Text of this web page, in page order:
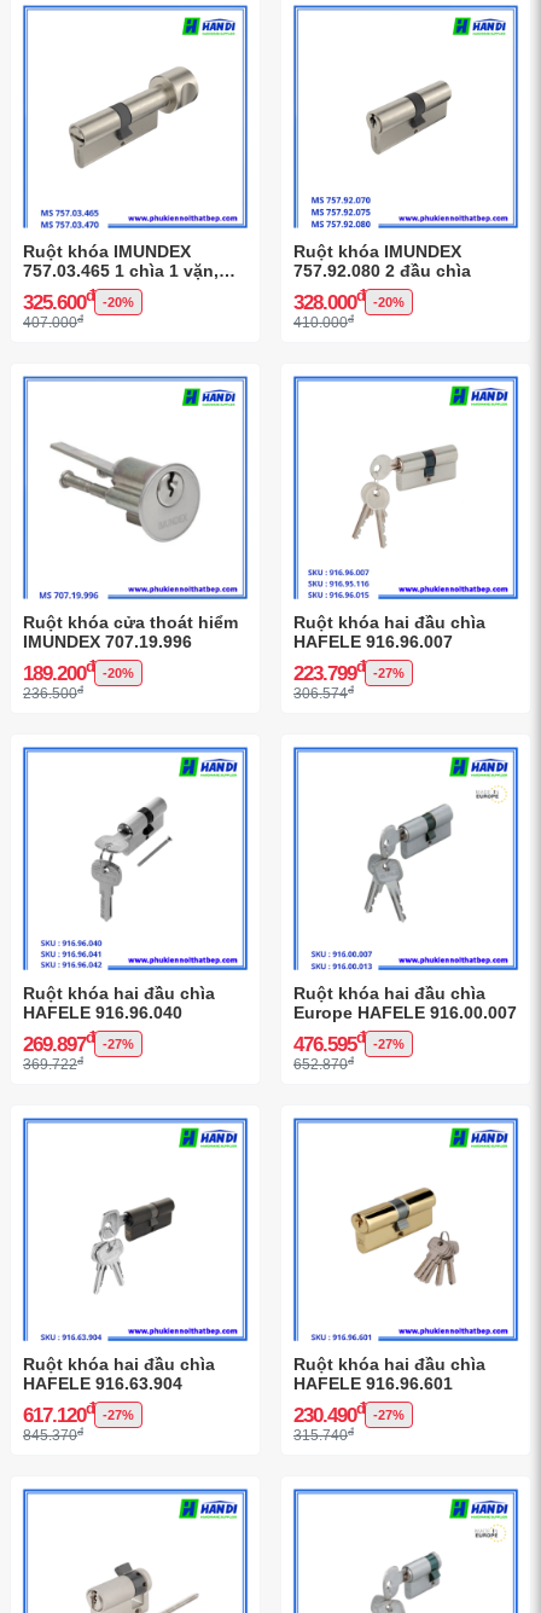
Ruột khóa IMUNDEX
757.03.465 1 chìa 1 vặn,
Cho cửa phòng
325.600đ -20%
407.000đ
Ruột khóa IMUNDEX
757.92.080 2 đầu chìa
328.000đ -20%
410.000đ
Ruột khóa cửa thoát hiểm
IMUNDEX 707.19.996
189.200đ -20%
236.500đ
Ruột khóa hai đầu chìa
HAFELE 916.96.007
223.799đ -27%
306.574đ
Ruột khóa hai đầu chìa
HAFELE 916.96.040
269.897đ -27%
369.722đ
Ruột khóa hai đầu chìa
Europe HAFELE 916.00.007
476.595đ -27%
652.870đ
Ruột khóa hai đầu chìa
HAFELE 916.63.904
617.120đ -27%
845.370đ
Ruột khóa hai đầu chìa
HAFELE 916.96.601
230.490đ -27%
315.740đ